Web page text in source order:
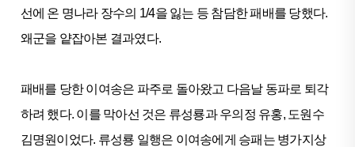
선에 온 명나라 장수의 1/4을 잃는 등 참담한 패배를 당했다.
왜군을 얕잡아본 결과였다.
패배를 당한 이여송은 파주로 돌아왔고 다음날 동파로 퇴각
하려 했다. 이를 막아선 것은 류성룡과 우의정 유홍, 도원수
김명원이었다. 류성룡 일행은 이여송에게 승패는 병가지상